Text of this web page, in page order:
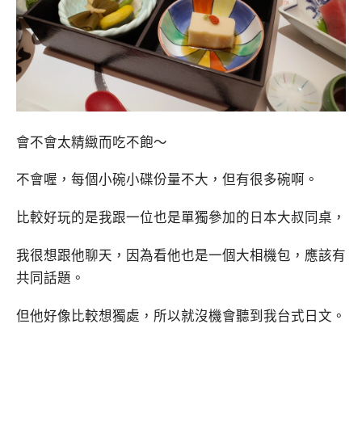
會不會太精緻而吃不飽～
不會喔，每個小碗小碟份量不大，但有很多碗啊。
比較好玩的是我跟一位也是單獨參加的日本大叔同桌，
我很想跟他聊天，因為看他也是一個大相機包，應該有
共同話題。
但他好像比較想獨處，所以就沒機會聽到我台式日文。